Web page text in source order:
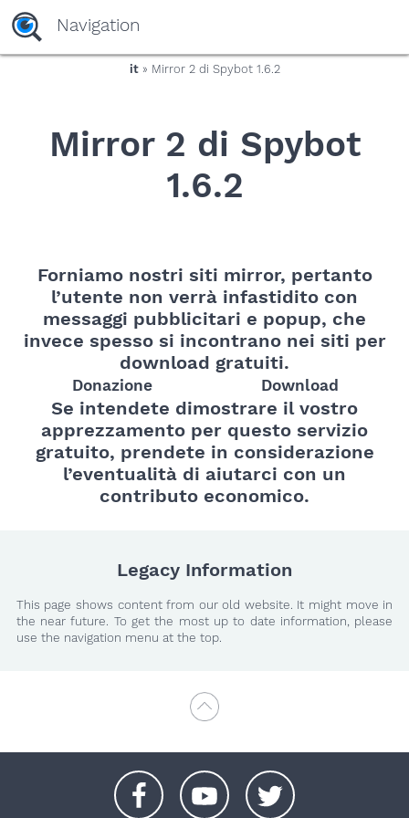
yaaaeag20
Navigation
it» Mirror 2 di Spybot 1.6.2
Mirror 2 di Spybot
1.6.2
Forniamo nostri siti mirror, pertanto
l’utente non verrà infastidito con
messaggi pubblicitari e popup, che
invece spesso si incontrano nei siti per
download gratuiti.
Donazione Download
Se intendete dimostrare il vostro
apprezzamento per questo servizio
gratuito, prendete in considerazione
l’eventualità di aiutarci con un
contributo economico.
Legacy Information
This page shows content from our old website. It might move in
the near future. To get the most up to date information, please
use the navigation menu at the top.